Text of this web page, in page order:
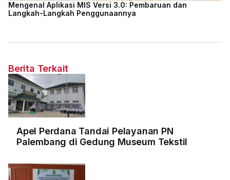
Mengenal Aplikasi MIS Versi 3.0: Pembaruan dan
Langkah-Langkah Penggunaannya
Berita Terkait
Apel Perdana Tandai Pelayanan PN
Palembang di Gedung Museum Tekstil